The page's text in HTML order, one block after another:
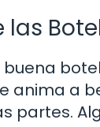
las
buena
anima a
partes.